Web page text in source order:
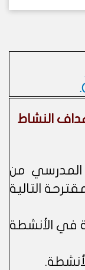
.
النشاط
من
التالية
في الأنشطة